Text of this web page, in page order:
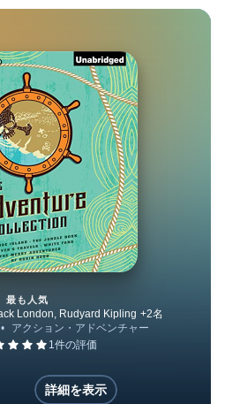
The Adventure Collection
最も人気
詳細を表示